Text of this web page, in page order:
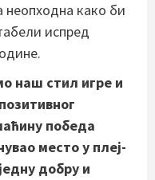
неопходна како би
испред
наш стил игре и
победа
место у плеј-
добру и